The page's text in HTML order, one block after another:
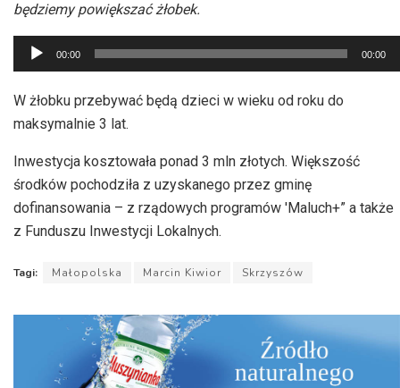
będziemy powiększać żłobek.
Odtwarzacz
plików
dźwiękowych
00:00 00:00
W żłobku przebywać będą dzieci w wieku od roku do
maksymalnie 3 lat.
Inwestycja kosztowała ponad 3 mln złotych. Większość
środków pochodziła z uzyskanego przez gminę
dofinansowania – z rządowych programów 'Maluch+” a także
z Funduszu Inwestycji Lokalnych.
Tagi: Małopolska Marcin Kiwior Skrzyszów